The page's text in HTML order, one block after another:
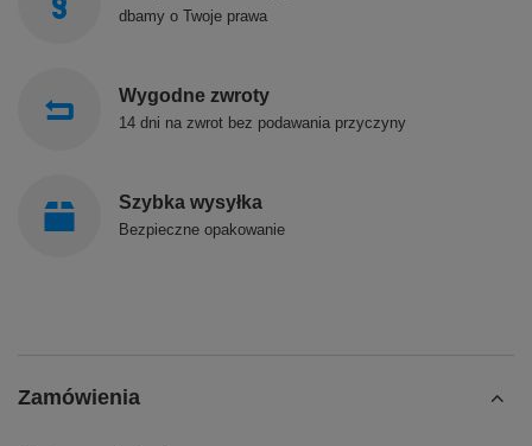
dbamy o Twoje prawa
Wygodne zwroty
14 dni na zwrot bez podawania przyczyny
Szybka wysyłka
Bezpieczne opakowanie
Zamówienia